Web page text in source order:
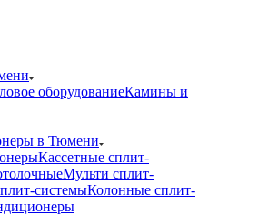
оборудованиеКамины и
в Тюмени
Кассетные сплит-
Мульти сплит-
системыКолонные сплит-